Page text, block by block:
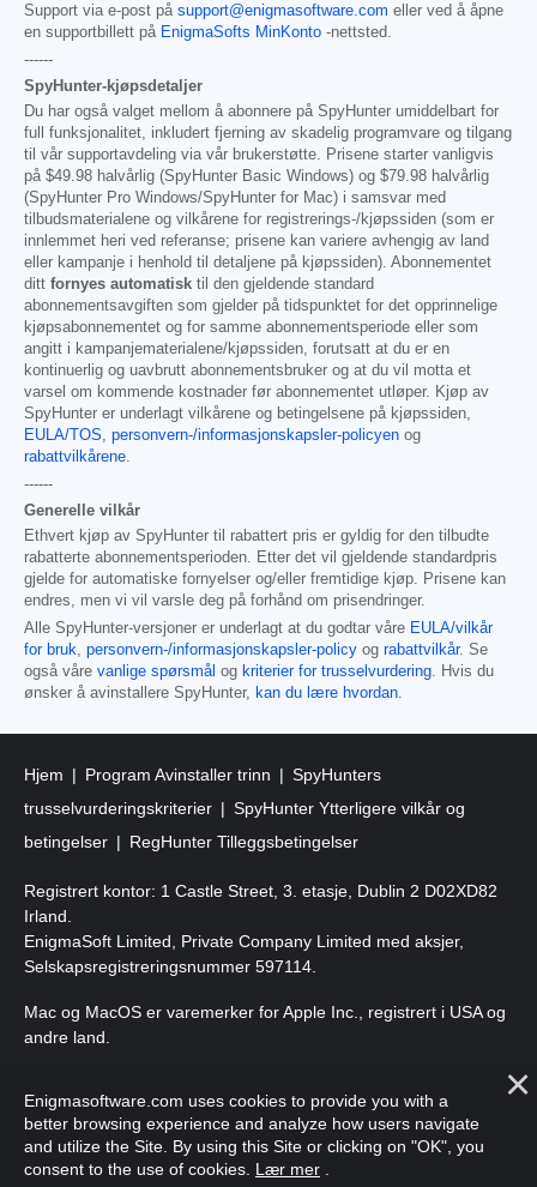
Support via e-post på support@enigmasoftware.com eller ved å åpne
en supportbillett på EnigmaSofts MinKonto -nettsted.
------
SpyHunter-kjøpsdetaljer
Du har også valget mellom å abonnere på SpyHunter umiddelbart for
full funksjonalitet, inkludert fjerning av skadelig programvare og tilgang
til vår supportavdeling via vår brukerstøtte. Prisene starter vanligvis
på $49.98 halvårlig (SpyHunter Basic Windows) og $79.98 halvårlig
(SpyHunter Pro Windows/SpyHunter for Mac) i samsvar med
tilbudsmaterialene og vilkårene for registrerings-/kjøpssiden (som er
innlemmet heri ved referanse; prisene kan variere avhengig av land
eller kampanje i henhold til detaljene på kjøpssiden). Abonnementet
ditt fornyes automatisk til den gjeldende standard
abonnementsavgiften som gjelder på tidspunktet for det opprinnelige
kjøpsabonnementet og for samme abonnementsperiode eller som
angitt i kampanjematerialene/kjøpssiden, forutsatt at du er en
kontinuerlig og uavbrutt abonnementsbruker og at du vil motta et
varsel om kommende kostnader før abonnementet utløper. Kjøp av
SpyHunter er underlagt vilkårene og betingelsene på kjøpssiden,
EULA/TOS, personvern-/informasjonskapsler-policyen og
rabattvilkårene.
------
Generelle vilkår
Ethvert kjøp av SpyHunter til rabattert pris er gyldig for den tilbudte
rabatterte abonnementsperioden. Etter det vil gjeldende standardpris
gjelde for automatiske fornyelser og/eller fremtidige kjøp. Prisene kan
endres, men vi vil varsle deg på forhånd om prisendringer.
Alle SpyHunter-versjoner er underlagt at du godtar våre EULA/vilkår
for bruk, personvern-/informasjonskapsler-policy og rabattvilkår. Se
også våre vanlige spørsmål og kriterier for trusselvurdering. Hvis du
ønsker å avinstallere SpyHunter, kan du lære hvordan.
Hjem Program Avinstaller trinn
SpyHunters
trusselvurderingskriterier
SpyHunter Ytterligere vilkår og
betingelser
RegHunter Tilleggsbetingelser
Registrert kontor: 1 Castle Street, 3. etasje, Dublin 2 D02XD82
Irland.
EnigmaSoft Limited, Private Company Limited med aksjer,
Selskapsregistreringsnummer 597114.
Mac og MacOS er varemerker for Apple Inc., registrert i USA og
andre land.
forbeholdt.
Enigmasoftware.com uses cookies to provide you with a
better browsing experience and analyze how users navigate
and utilize the Site. By using this Site or clicking on "OK", you
consent to the use of cookies. Lær mer